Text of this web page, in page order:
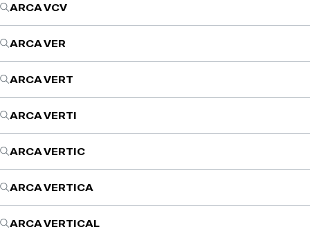
ARCA VCV
ARCA VER
ARCA VERT
ARCA VERTI
ARCA VERTIC
ARCA VERTICA
ARCA VERTICAL